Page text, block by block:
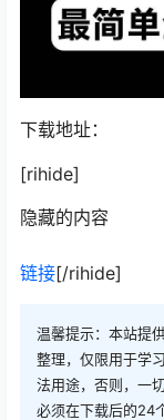
下载地址：
[rihide]
隐藏的内容
链接[/rihide]
温馨提示：本站提
整理，仅限用于学
法用途，否则，一
必须在下载后的24